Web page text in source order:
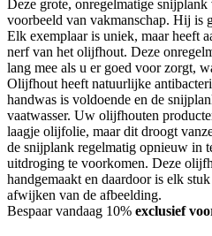
Deze grote, onregelmatige
voorbeeld van vakmanschap. Hij is
Elk exemplaar is uniek, maar heeft
nerf van het olijfhout. Deze
lang mee als u er goed voor zorgt,
Olijfhout heeft natuurlijke
handwas is voldoende en de
vaatwasser. Uw olijfhouten
laagje olijfolie, maar dit droogt
de snijplank regelmatig opnieuw in
uitdroging te voorkomen. Deze
handgemaakt en daardoor is elk
afwijken van de afbeelding.
Bespaar vandaag 10% exclusief